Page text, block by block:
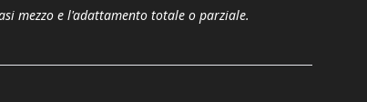
mezzo e l'adattamento totale o parziale.